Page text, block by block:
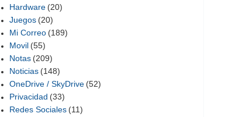
Hardware (20)
Juegos (20)
Mi Correo (189)
Movil (55)
Notas (209)
Noticias (148)
OneDrive / SkyDrive (52)
Privacidad (33)
Redes Sociales (11)